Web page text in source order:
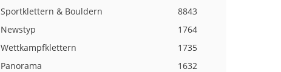
Sportklettern & Bouldern
8843
Newstyp
1764
Wettkampfklettern
1735
Panorama
1632